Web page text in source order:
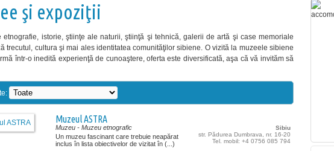
şi expoziţii
etnografie, istorie, ştiinţe ale naturii, ştiinţă şi tehnică, galerii de artă şi case memoriale
trecutul, cultura şi mai ales identitatea comunităţilor sibiene. O vizită la muzeele sibiene
într-o inedită experienţă de cunoaştere, oferta este diversificată, aşa că vă invităm să
Muzeul ASTRA
Sibiu
str. Pădurea Dumbrava, nr. 16-20
Tel. mobil: +4 0756 085 794
Muzeu - Muzeu etnografic
Un muzeu fascinant care trebuie neapărat
inclus în lista obiectivelor de vizitat în (...)